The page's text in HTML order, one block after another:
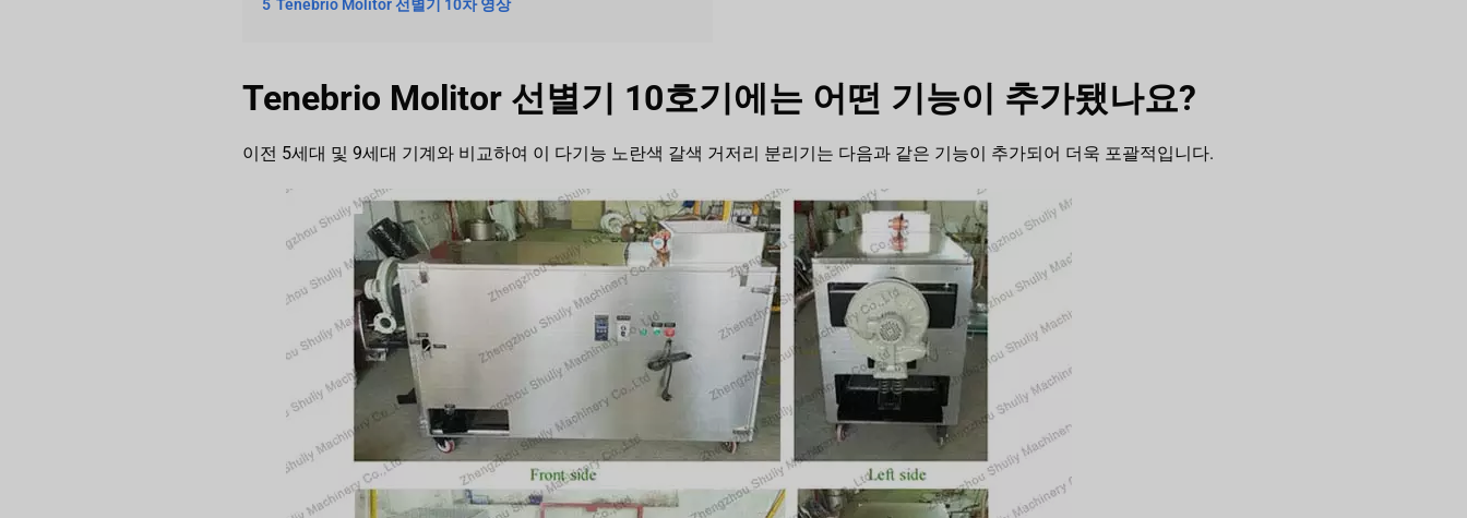
5 Tenebrio Molitor 선별기 10차 영상
Tenebrio Molitor 선별기 10호기에는 어떤 기능이 추가됐나요?
이전 5세대 및 9세대 기계와 비교하여 이 다기능 노란색 갈색 거저리 분리기는 다음과 같은 기능이 추가되어 더욱 포괄적입니다.